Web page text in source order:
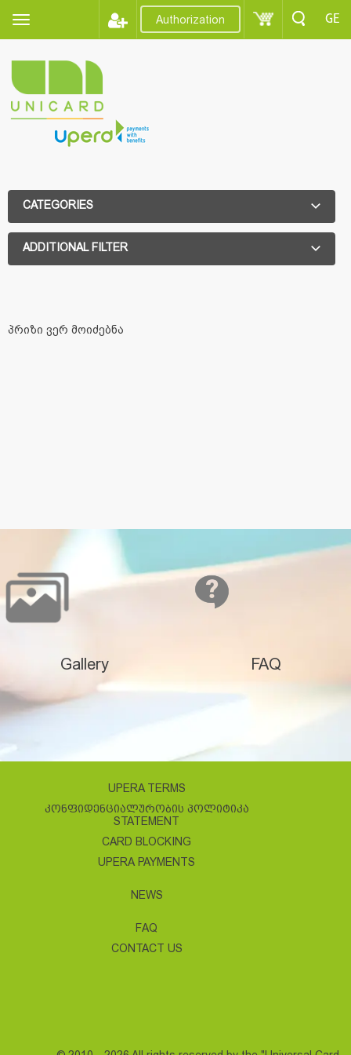
Authorization GE
CATEGORIES
ADDITIONAL FILTER
პრიზი ვერ მოიძებნა
Gallery FAQ
UPERA TERMS
ᲙᲝᲜᲤᲘᲓᲔᲜᲪᲘᲐᲚᲣᲠᲝᲑᲘᲡ ᲞᲝᲚᲘᲢᲘᲙᲐ
STATEMENT
CARD BLOCKING
UPERA PAYMENTS
NEWS
FAQ
CONTACT US